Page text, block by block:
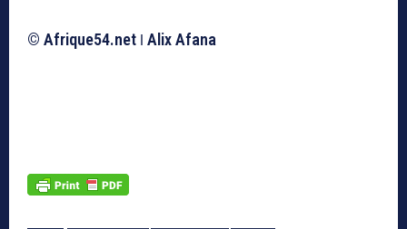
© Afrique54.net ǀ Alix Afana